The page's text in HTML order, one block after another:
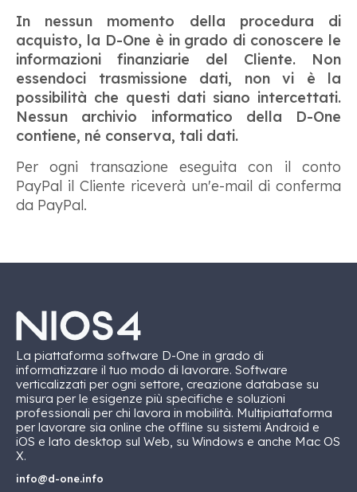
In nessun momento della procedura di
acquisto, la D-One è in grado di conoscere le
informazioni finanziarie del Cliente. Non
essendoci trasmissione dati, non vi è la
possibilità che questi dati siano intercettati.
Nessun archivio informatico della D-One
contiene, né conserva, tali dati.
Per ogni transazione eseguita con il conto
PayPal il Cliente riceverà un'e-mail di conferma
da PayPal.
La piattaforma software D-One in grado di
informatizzare il tuo modo di lavorare. Software
verticalizzati per ogni settore, creazione database su
misura per le esigenze più specifiche e soluzioni
professionali per chi lavora in mobilità. Multipiattaforma
per lavorare sia online che offline su sistemi Android e
iOS e lato desktop sul Web, su Windows e anche Mac OS
X.
info@d-one.info